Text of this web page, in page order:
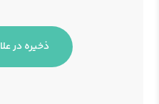
ذخیره در علاقه مندی ها